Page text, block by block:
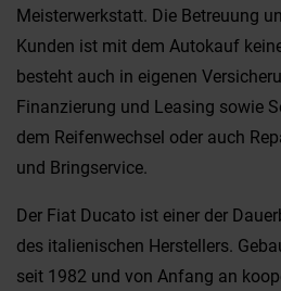
Meisterwerkstatt. Die Betreuung
Kunden ist mit dem Autokauf
besteht auch in eigenen
Finanzierung und Leasing sowie
dem Reifenwechsel oder auch
und Bringservice.
Der Fiat Ducato ist einer der
des italienischen Herstellers.
seit 1982 und von Anfang an